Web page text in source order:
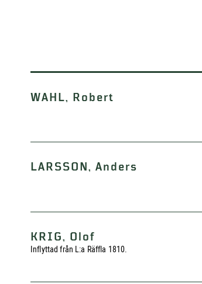
WAHL, Robert
LARSSON, Anders
KRIG, Olof
Inflyttad från L:a Räffla 1810.